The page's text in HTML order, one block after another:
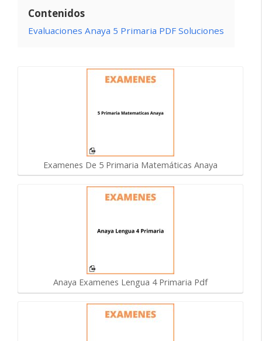
Contenidos
Evaluaciones Anaya 5 Primaria PDF Soluciones
Examenes De 5 Primaria Matemáticas Anaya
Anaya Examenes Lengua 4 Primaria Pdf